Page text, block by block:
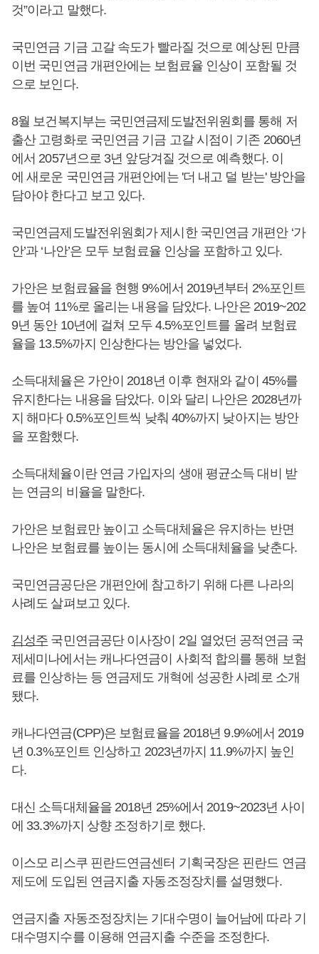
것”이라고 말했다.
국민연금 기금 고갈 속도가 빨라질 것으로 예상된 만큼
이번 국민연금 개편안에는 보험료율 인상이 포함될 것
으로 보인다.
8월 보건복지부는 국민연금제도발전위원회를 통해 저
출산 고령화로 국민연금 기금 고갈 시점이 기존 2060년
에서 2057년으로 3년 앞당겨질 것으로 예측했다. 이
에 새로운 국민연금 개편안에는 '더 내고 덜 받는' 방안을
담아야 한다고 보고 있다.
국민연금제도발전위원회가 제시한 국민연금 개편안 ‘가
안’과 ‘나안’은 모두 보험료율 인상을 포함하고 있다.
가안은 보험료율을 현행 9%에서 2019년부터 2%포인트
를 높여 11%로 올리는 내용을 담았다. 나안은 2019~202
9년 동안 10년에 걸쳐 모두 4.5%포인트를 올려 보험료
율을 13.5%까지 인상한다는 방안을 넣었다.
소득대체율은 가안이 2018년 이후 현재와 같이 45%를
유지한다는 내용을 담았다. 이와 달리 나안은 2028년까
지 해마다 0.5%포인트씩 낮춰 40%까지 낮아지는 방안
을 포함했다.
소득대체율이란 연금 가입자의 생애 평균소득 대비 받
는 연금의 비율을 말한다.
가안은 보험료만 높이고 소득대체율은 유지하는 반면
나안은 보험료를 높이는 동시에 소득대체율을 낮춘다.
국민연금공단은 개편안에 참고하기 위해 다른 나라의
사례도 살펴보고 있다.
김성주 국민연금공단 이사장이 2일 열었던 공적연금 국
제세미나에서는 캐나다연금이 사회적 합의를 통해 보험
료를 인상하는 등 연금제도 개혁에 성공한 사례로 소개
됐다.
캐나다연금(CPP)은 보험료율을 2018년 9.9%에서 2019
년 0.3%포인트 인상하고 2023년까지 11.9%까지 높인
다.
대신 소득대체율을 2018년 25%에서 2019~2023년 사이
에 33.3%까지 상향 조정하기로 했다.
이스모 리스쿠 핀란드연금센터 기획국장은 핀란드 연금
제도에 도입된 연금지출 자동조정장치를 설명했다.
연금지출 자동조정장치는 기대수명이 늘어남에 따라 기
대수명지수를 이용해 연금지출 수준을 조정한다.